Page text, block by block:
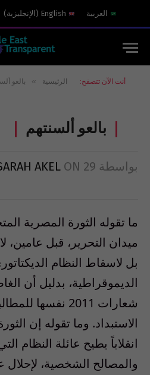
العربية English
( الإنجليزية)
أنت الآن تتصفح: الرئيسية » بالعو
بالعو ألسنتهم
بواسطة AKEL ON 29 يناير 2013
ما تقوله الثورة المصرية
ميدان التحرير، قبل
بل لاسقاط النظام
الديموقراطية، بدليل أن
شعارات 2011 نفسها
الاستبداد. وما تقوله إن
انقلاباً يطيح عائلة النظام
والمصالح الشخصية، لإحلال